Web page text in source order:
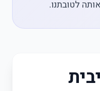
לטובתנו.